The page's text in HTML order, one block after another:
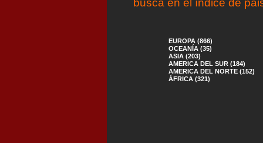
busca en el índice de
EUROPA (866)
OCEANÍA (35)
ASIA (203)
AMERICA DEL SUR (184)
AMERICA DEL NORTE (152)
ÁFRICA (321)